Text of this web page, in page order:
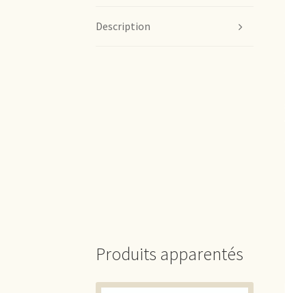
Description
Produits apparentés